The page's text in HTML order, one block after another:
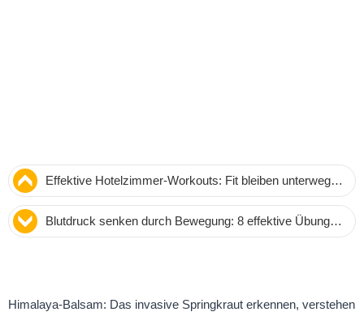
Effektive Hotelzimmer-Workouts: Fit bleiben unterwegs
– Tipps von Personal Trainer Tim Carter
Blutdruck senken durch Bewegung: 8 effektive Übungen
und Experten-Tipps von Laura Gray
Himalaya-Balsam: Das invasive Springkraut erkennen, verstehen